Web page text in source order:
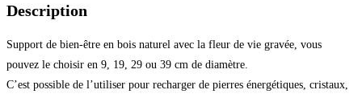
Description
Support de bien-être en bois naturel avec la fleur de vie gravée, vous
pouvez le choisir en 9, 19, 29 ou 39 cm de diamètre.
C’est possible de l’utiliser pour recharger de pierres énergétiques, cristaux,